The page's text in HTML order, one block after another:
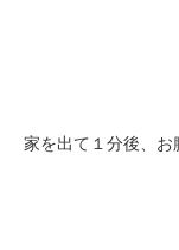
家を出て１分後、お